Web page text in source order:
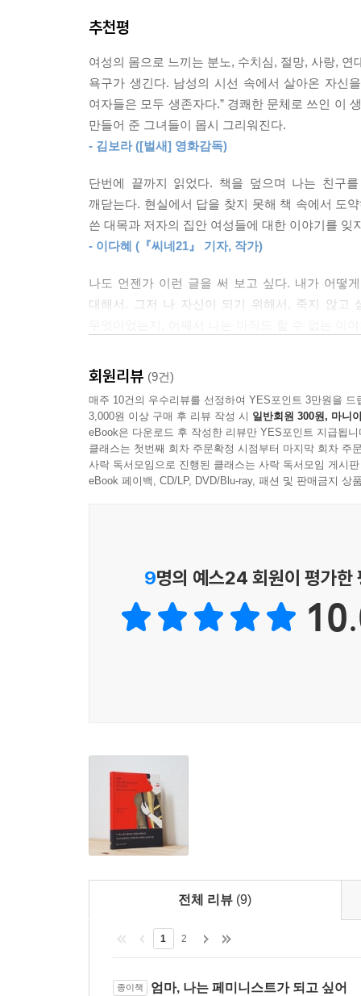
었다. 물론 그녀들을 무척 사랑하지만, 나의 할아
웠다. 나는 그런 삶을 원하지 않았다. (…) 삐삐의
내가 “키가 짜라다”라고 말하고 싶으면 “키가 짜
아니라고 느낀다면 언제라도 정확히 표현하며 나
--- p.48~49
마침내 생리가 시작되었을 때 ‘저메인 그리어’는
했다. 우리 모두 냄새에 대해 얼마나 큰 공포를
춤추고 실내 수영장에서 헤엄쳐 다닌다. 게다가
나의 허벅지 굵기 때문만이 아니다. 그날에는 해
나를 위로해 주지 못한다.
--- p.62
그들의 삶에서 나를 배제하는 하나의 방법이었다
며, 허구이든 현실이든 내 삶에 직면하도록 영감
사례, 이를테면 예술가, 작가, 과학자, 여행가 등
--- p.81~82
추천평
여성의 몸으로 느끼는 분노, 수치심, 절망, 사랑,
욕구가 생긴다. 남성의 시선 속에서 살아온 자신
여자들은 모두 생존자다.” 경쾌한 문체로 쓰인 이
만들어 준 그녀들이 몹시 그리워진다.
- 김보라 ([벌새] 영화감독)
단번에 끝까지 읽었다. 책을 덮으며 나는 친구
깨닫는다. 현실에서 답을 찾지 못해 책 속에서 도
쓴 대목과 저자의 집안 여성들에 대한 이야기를
- 이다혜 (『씨네21』 기자, 작가)
나도 언젠가 이런 글을 써 보고 싶다. 내가 어떻
대해서. 그저 나 자신이 되기 위해서, 죽지 않고
여자의 이야기는 언제나 내 가슴을 아프게 두드린
- 최은영 (『내게 무해한 사람』, 『쇼코의 미소』
문학과 삶에 관한 글을 읽으며 마치 내 이야기처
한다는 말은 사실이다. 저자는 자신의 두려움과
그려냈다.
- 엘비라 린도 (Elvira Lindo, 스페인 기자, 소설가)
에르노의 글을 빌려 이렇게 말한다. “예술가들,
일종의 보이지 않는 사슬을 형성한다.”
- 스페인 일간지 [엘문도(El Mundo)]
회원리뷰 (9건)
매주 10건의 우수리뷰를 선정하여 YES포인트 3만원을 드
3,000원 이상 구매 후 리뷰 작성 시 일반회원 300원, 마니
eBook은 다운로드 후 작성한 리뷰만 YES포인트 지급됩니
클래스는 첫번째 회차 주문확정 시점부터 마지막 회차 주
사락 독서모임으로 진행된 클래스는 사락 독서모임 게시
eBook 페이백, CD/LP, DVD/Blu-ray, 패션 및 판매금지 상
9명의 예스24 회원이 평가한
전체 리뷰 (9)
1 2
종이책 엄마, 나는 페미니스트가 되고 싶어